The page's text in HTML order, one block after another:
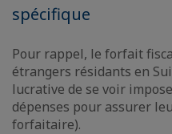
spécifique
Pour rappel, le forfait
étrangers résidants en
lucrative de se voir
dépenses pour assurer
forfaitaire).